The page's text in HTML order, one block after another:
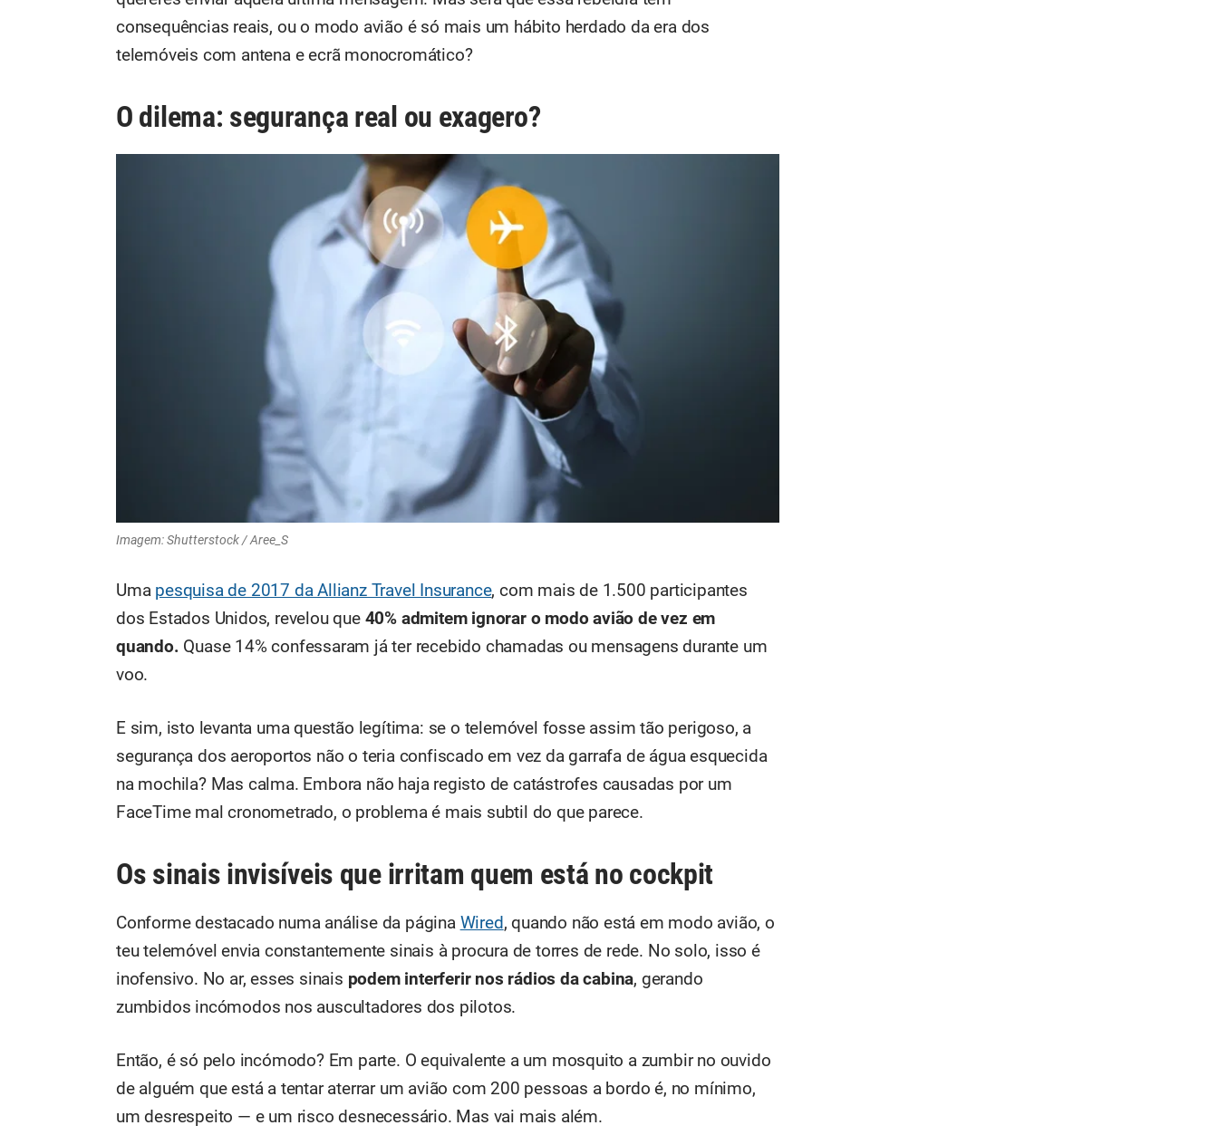
consequências reais, ou o modo avião é só mais um hábito herdado da era dos
telemóveis com antena e ecrã monocromático?
O dilema: segurança real ou exagero?
Imagem: Shutterstock / Aree_S
Uma pesquisa de 2017 da Allianz Travel Insurance, com mais de 1.500 participantes
dos Estados Unidos, revelou que 40% admitem ignorar o modo avião de vez em
quando. Quase 14% confessaram já ter recebido chamadas ou mensagens durante um
voo.
E sim, isto levanta uma questão legítima: se o telemóvel fosse assim tão perigoso, a
segurança dos aeroportos não o teria confiscado em vez da garrafa de água esquecida
na mochila? Mas calma. Embora não haja registo de catástrofes causadas por um
FaceTime mal cronometrado, o problema é mais subtil do que parece.
Os sinais invisíveis que irritam quem está no cockpit
Conforme destacado numa análise da página Wired, quando não está em modo avião, o
teu telemóvel envia constantemente sinais à procura de torres de rede. No solo, isso é
inofensivo. No ar, esses sinais podem interferir nos rádios da cabina, gerando
zumbidos incómodos nos auscultadores dos pilotos.
Então, é só pelo incómodo? Em parte. O equivalente a um mosquito a zumbir no ouvido
de alguém que está a tentar aterrar um avião com 200 pessoas a bordo é, no mínimo,
um desrespeito — e um risco desnecessário. Mas vai mais além.